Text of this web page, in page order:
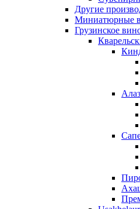
Другие
Миниатюрные
Грузинское